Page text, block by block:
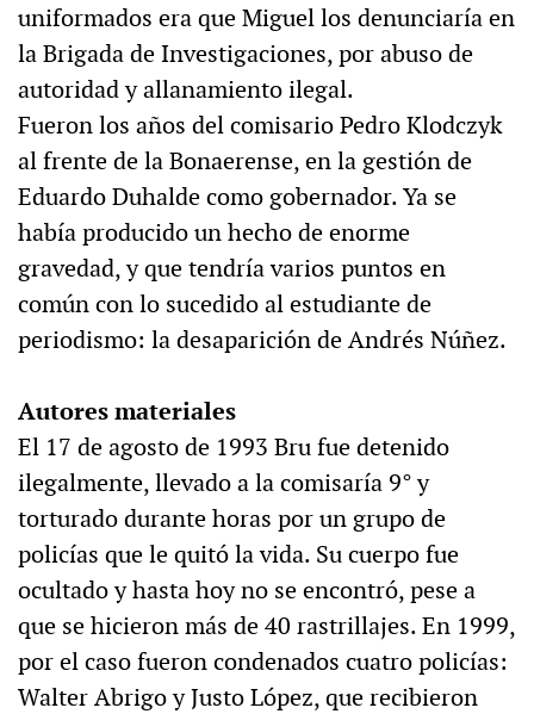
uniformados era que Miguel los denunciaría en
la Brigada de Investigaciones, por abuso de
autoridad y allanamiento ilegal.
Fueron los años del comisario Pedro Klodczyk
al frente de la Bonaerense, en la gestión de
Eduardo Duhalde como gobernador. Ya se
había producido un hecho de enorme
gravedad, y que tendría varios puntos en
común con lo sucedido al estudiante de
periodismo: la desaparición de Andrés Núñez.
Autores materiales
El 17 de agosto de 1993 Bru fue detenido
ilegalmente, llevado a la comisaría 9° y
torturado durante horas por un grupo de
policías que le quitó la vida. Su cuerpo fue
ocultado y hasta hoy no se encontró, pese a
que se hicieron más de 40 rastrillajes. En 1999,
por el caso fueron condenados cuatro policías:
Walter Abrigo y Justo López, que recibieron